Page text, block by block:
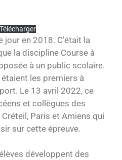
Télécharger
jour en 2018. C’était la
la discipline Course à
à un public scolaire.
les premiers à
Le 13 avril 2022, ce
et collègues des
Paris et Amiens qui
sur cette épreuve.
développent des